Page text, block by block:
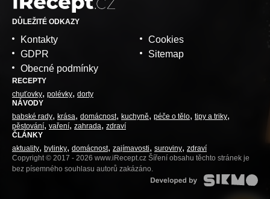
DŮLEŽITÉ ODKAZY
Kontakty
GDPR
Obecné podmínky
Cookies
Sitemap
RECEPTY
chuťovky polévky dorty
NÁVODY
babské rady krása domácnost kuchyně péče o tělo tipy a triky
pěstování vaření zahrada zdraví
ČLÁNKY
aktuality bylinky domácnost zajímavosti suroviny zdraví
Copyright © 2017 - 2026 www.iRecept.cz Šíření obsahu těchto stránek je
bez písemného souhlasu autorů zakázáno.